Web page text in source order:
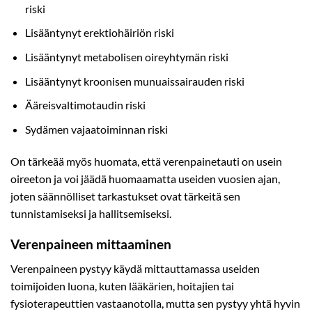
riski
Lisääntynyt erektiohäiriön riski
Lisääntynyt metabolisen oireyhtymän riski
Lisääntynyt kroonisen munuaissairauden riski
Ääreisvaltimotaudin riski
Sydämen vajaatoiminnan riski
On tärkeää myös huomata, että verenpainetauti on usein
oireeton ja voi jäädä huomaamatta useiden vuosien ajan,
joten säännölliset tarkastukset ovat tärkeitä sen
tunnistamiseksi ja hallitsemiseksi.
Verenpaineen mittaaminen
Verenpaineen pystyy käydä mittauttamassa useiden
toimijoiden luona, kuten lääkärien, hoitajien tai
fysioterapeuttien vastaanotolla, mutta sen pystyy yhtä hyvin